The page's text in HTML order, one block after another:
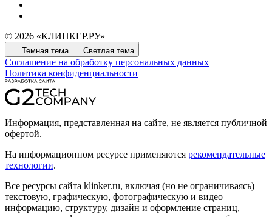
© 2026 «КЛИНКЕР.РУ»
Темная тема Светлая тема
Соглашение на обработку персональных данных
Политика конфиденциальности
Информация, представленная на сайте, не является публичной
офертой.
На информационном ресурсе применяются рекомендательные
технологии.
Все ресурсы сайта klinker.ru, включая (но не ограничиваясь)
текстовую, графическую, фотографическую и видео
информацию, структуру, дизайн и оформление страниц,